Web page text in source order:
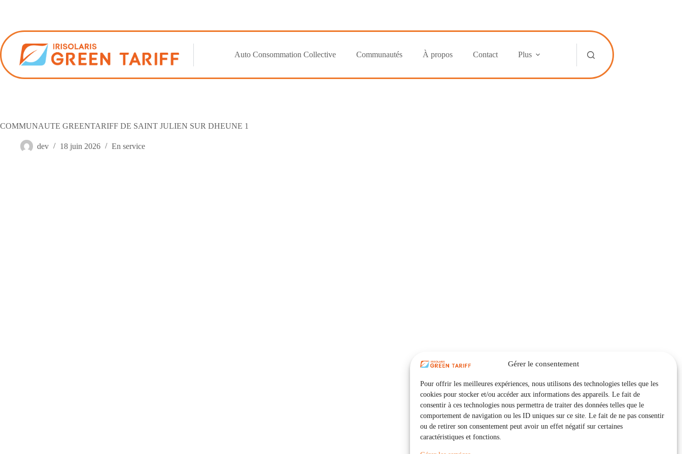
Gérer le consentement
Pour offrir les meilleures expériences, nous utilisons des technologies telles que les
cookies pour stocker et/ou accéder aux informations des appareils. Le fait de
consentir à ces technologies nous permettra de traiter des données telles que le
comportement de navigation ou les ID uniques sur ce site. Le fait de ne pas consentir
ou de retirer son consentement peut avoir un effet négatif sur certaines
caractéristiques et fonctions.
Auto Consommation Collective Communautés À propos Contact Plus
COMMUNAUTE GREENTARIFF DE SAINT JULIEN SUR DHEUNE 1
dev 18 juin 2026 En service